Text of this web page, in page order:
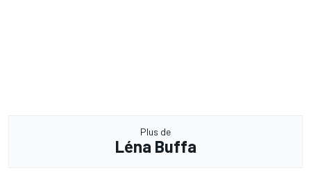
Plus de
Léna Buffa